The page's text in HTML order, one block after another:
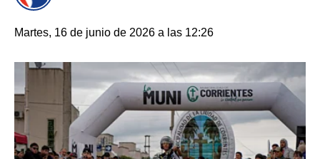
Martes, 16 de junio de 2026 a las 12:26